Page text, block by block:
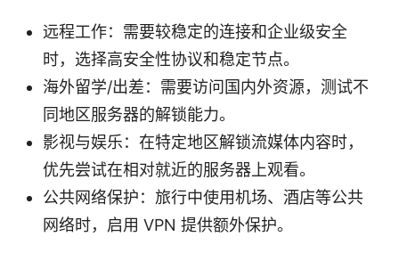
远程工作：需要较稳定的连接和企业级安全
时，选择高安全性协议和稳定节点。
海外留学/出差：需要访问国内外资源，测试不
同地区服务器的解锁能力。
影视与娱乐：在特定地区解锁流媒体内容时，
优先尝试在相对就近的服务器上观看。
公共网络保护：旅行中使用机场、酒店等公共
网络时，启用 VPN 提供额外保护。